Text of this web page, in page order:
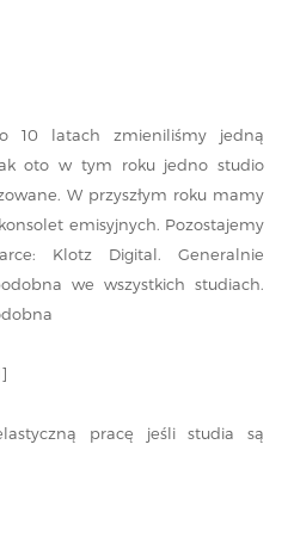
10 latach zmieniliśmy jedną
oto w tym roku jedno studio
W przyszłym roku mamy
emisyjnych. Pozostajemy
Klotz Digital. Generalnie
we wszystkich studiach.
pracę jeśli studia są